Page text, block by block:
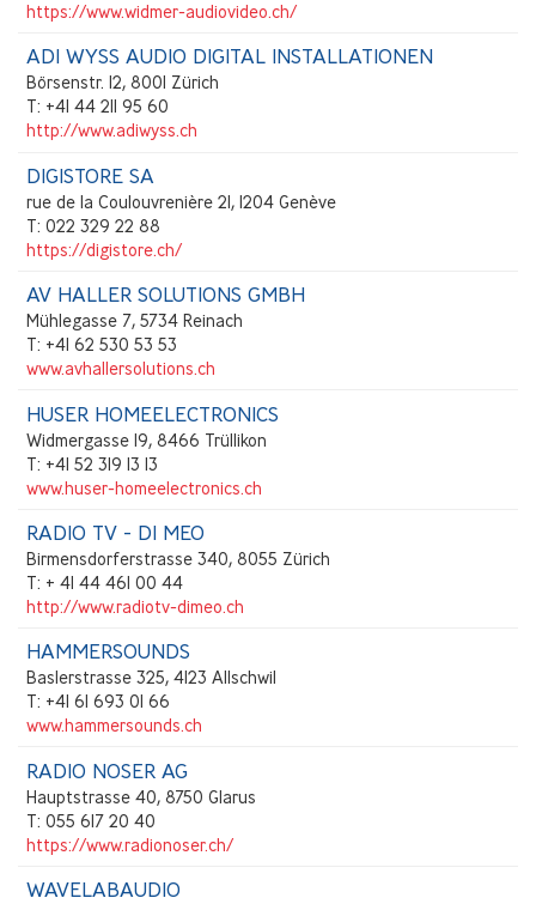
https://www.widmer-audiovideo.ch/
ADI WYSS AUDIO DIGITAL INSTALLATIONEN
Börsenstr. 12, 8001 Zürich
T: +41 44 211 95 60
http://www.adiwyss.ch
DIGISTORE SA
rue de la Coulouvrenière 21, 1204 Genève
T: 022 329 22 88
https://digistore.ch/
AV HALLER SOLUTIONS GMBH
Mühlegasse 7, 5734 Reinach
T: +41 62 530 53 53
www.avhallersolutions.ch
HUSER HOMEELECTRONICS
Widmergasse 19, 8466 Trüllikon
T: +41 52 319 13 13
www.huser-homeelectronics.ch
RADIO TV - DI MEO
Birmensdorferstrasse 340, 8055 Zürich
T: + 41 44 461 00 44
http://www.radiotv-dimeo.ch
HAMMERSOUNDS
Baslerstrasse 325, 4123 Allschwil
T: +41 61 693 01 66
www.hammersounds.ch
RADIO NOSER AG
Hauptstrasse 40, 8750 Glarus
T: 055 617 20 40
https://www.radionoser.ch/
WAVELABAUDIO